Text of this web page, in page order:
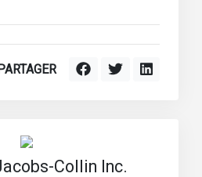
Collin Inc.